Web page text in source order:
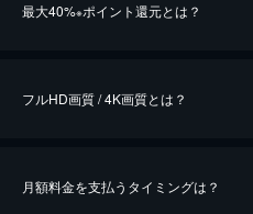
最大40%※ポイント還元とは？
※40％ポイント還元の対象は、クレジットカ
iOSアプリのUコイン決済による作品の購
フルHD画質 / 4K画質とは？
月額料金を支払うタイミングは？